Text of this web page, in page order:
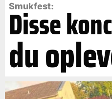
Smukfest:
Disse
du